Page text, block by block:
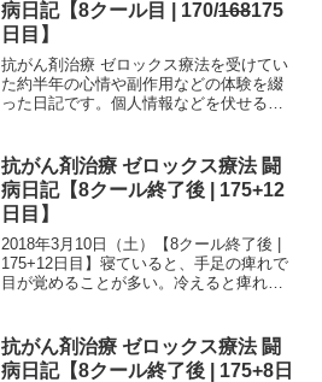
病日記【8クール目 | 170/168175
日目】
抗がん剤治療 ゼロックス療法を受けてい
た約半年の心情や副作用などの体験を綴
った日記です。個人情報などを伏せるた
す。治療中の方は、どの時期でどのよう
な副作用が生じるか参考...
抗がん剤治療 ゼロックス療法 闘
病日記【8クール終了後 | 175+12
日目】
2018年3月10日（土）【8クール終了後 |
175+12日目】寝ていると、手足の痺れで
目が覚めることが多い。冷えると痺れが
るのだろうか。■ 次の日の日記↓■ 日記
の...
抗がん剤治療 ゼロックス療法 闘
病日記【8クール終了後 | 175+8日